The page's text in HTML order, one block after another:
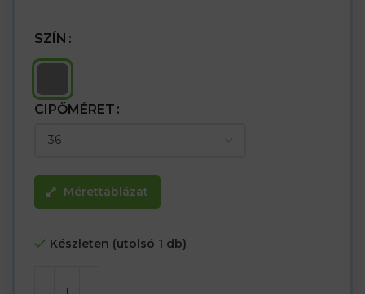
SZÍN
CIPŐMÉRET
Mérettáblázat
Készleten (utolsó 1 db)